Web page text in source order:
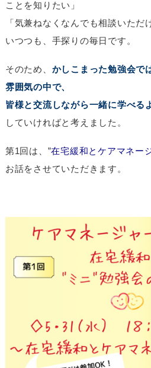
ことを知りたい」
「気兼ねなくなんでも相談いただ
いつつも、手探りの毎日です。
そのため、 かしこまった勉強会で
雰囲気の中で、
皆様と交流しながら一緒に学べる
していければと考えました。
第1回は、”在宅緩和とケアマネー
お話をさせていただきます。